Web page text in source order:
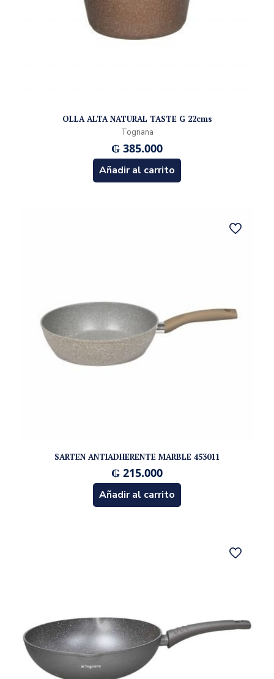
OLLA ALTA NATURAL TASTE G 22cms
Tognana
₲ 385.000
Añadir al carrito
SARTEN ANTIADHERENTE MARBLE 453011
₲ 215.000
Añadir al carrito